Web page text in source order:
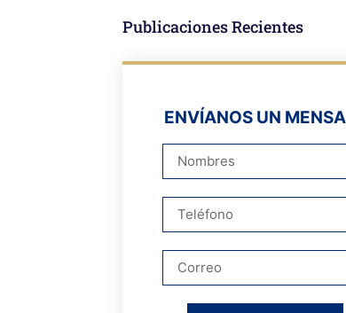
Publicaciones Recientes
ENVÍANOS UN